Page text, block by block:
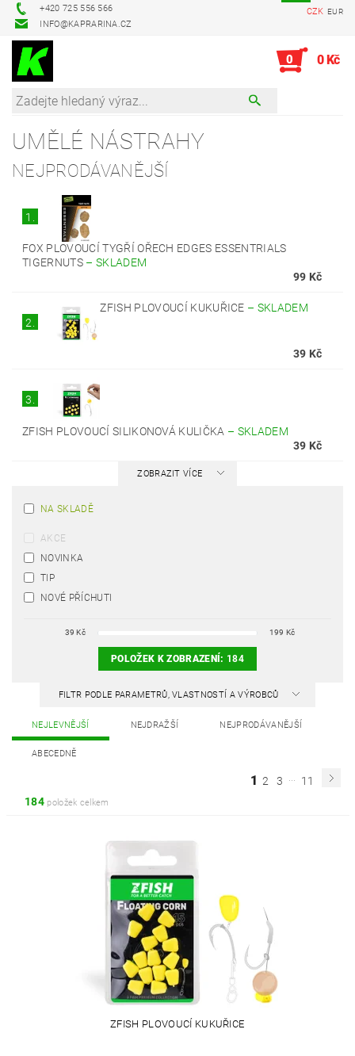
+420 725 556 566
INFO@KAPRARINA.CZ
CZK EUR
0 0 Kč
UMĚLÉ NÁSTRAHY
NEJPRODÁVANĚJŠÍ
1.
FOX PLOVOUCÍ TYGŘÍ OŘECH EDGES ESSENTRIALS
TIGERNUTS – SKLADEM
99 Kč
2.
ZFISH PLOVOUCÍ KUKUŘICE – SKLADEM
39 Kč
3.
ZFISH PLOVOUCÍ SILIKONOVÁ KULIČKA – SKLADEM
39 Kč
ZOBRAZIT VÍCE
NA SKLADĚ
AKCE
NOVINKA
TIP
NOVÉ PŘÍCHUTI
39 Kč 199 Kč
POLOŽEK K ZOBRAZENÍ: 184
FILTR PODLE PARAMETRŮ, VLASTNOSTÍ A VÝROBCŮ
NEJLEVNĚJŠÍ NEJDRAŽŠÍ NEJPRODÁVANĚJŠÍ
ABECEDNĚ
1 2 3 ... 11
184položek celkem
ZFISH PLOVOUCÍ KUKUŘICE